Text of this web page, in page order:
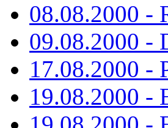
08.08.2000 -
09.08.2000 -
17.08.2000 -
19.08.2000 -